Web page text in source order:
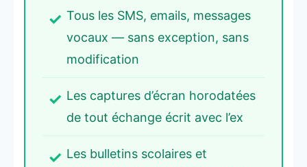
Tous les SMS, emails, messages
vocaux — sans exception, sans
modification
Les captures d’écran horodatées
de tout échange écrit avec l’ex
Les bulletins scolaires et